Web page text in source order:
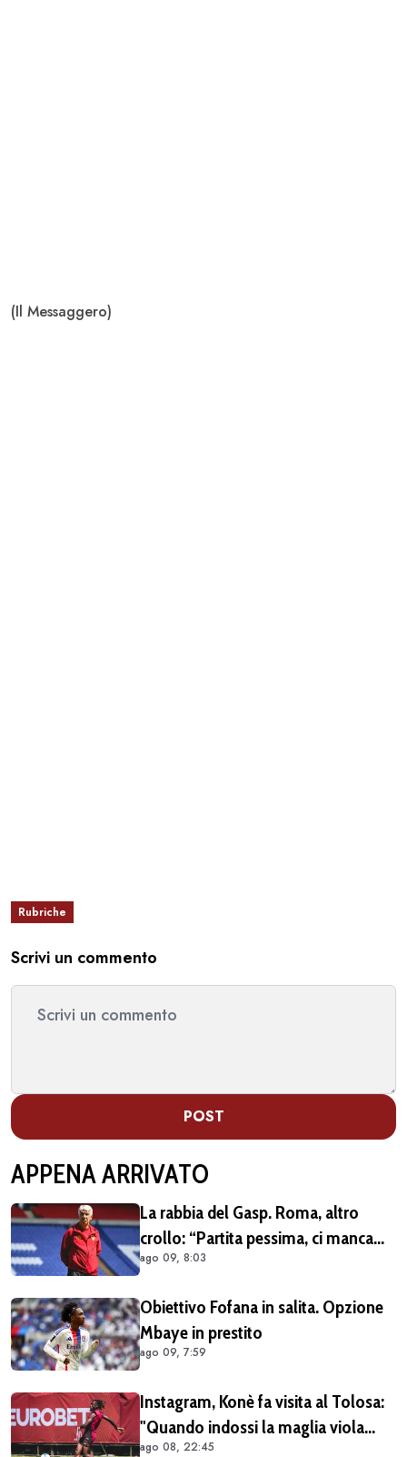
(Il Messaggero)
Rubriche
Scrivi un commento
POST
APPENA ARRIVATO
La rabbia del Gasp. Roma, altro
crollo: “Partita pessima, ci manca
qualcosa”
ago 09, 8:03
Obiettivo Fofana in salita. Opzione
Mbaye in prestito
ago 09, 7:59
Instagram, Konè fa visita al Tolosa:
"Quando indossi la maglia viola
ago 08, 22:45